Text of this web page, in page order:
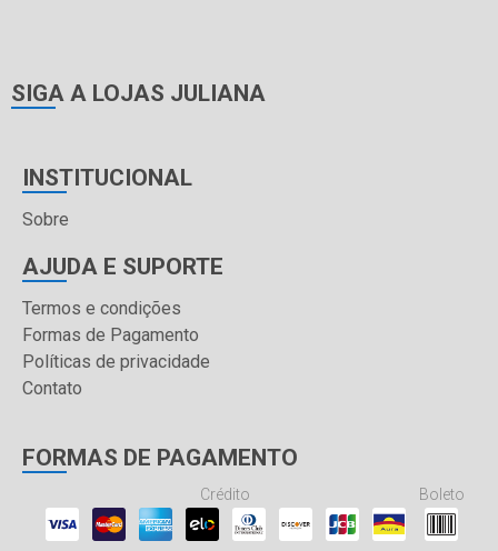
SIGA A LOJAS JULIANA
INSTITUCIONAL
Sobre
AJUDA E SUPORTE
Termos e condições
Formas de Pagamento
Políticas de privacidade
Contato
FORMAS DE PAGAMENTO
Crédito Boleto